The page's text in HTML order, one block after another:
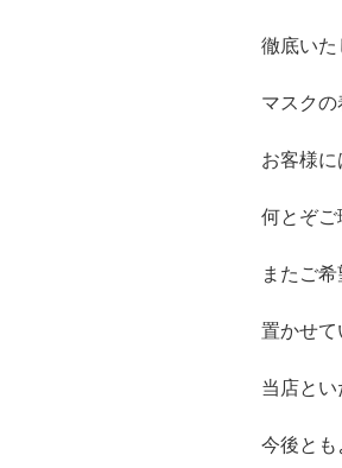
徹底いた
マスクの
お客様に
何とぞご
またご
置かせて
当店とい
今後とも